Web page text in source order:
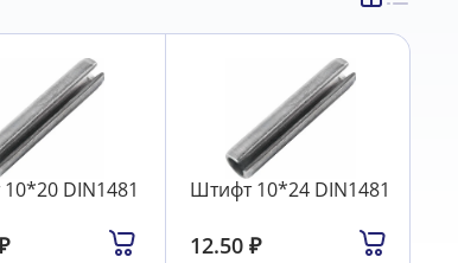
DIN1481 Штифт 10*24 DIN1481
12.50 ₽